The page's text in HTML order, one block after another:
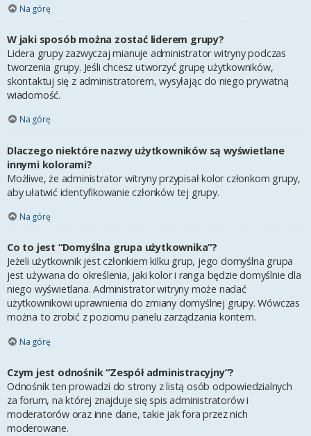
Na górę
W jaki sposób można zostać liderem grupy?
Lidera grupy zazwyczaj mianuje administrator witryny podczas
tworzenia grupy. Jeśli chcesz utworzyć grupę użytkowników,
skontaktuj się z administratorem, wysyłając do niego prywatną
wiadomość.
Na górę
Dlaczego niektóre nazwy użytkowników są wyświetlane
innymi kolorami?
Możliwe, że administrator witryny przypisał kolor członkom grupy,
aby ułatwić identyfikowanie członków tej grupy.
Na górę
Co to jest “Domyślna grupa użytkownika”?
Jeżeli użytkownik jest członkiem kilku grup, jego domyślna grupa
jest używana do określenia, jaki kolor i ranga będzie domyślnie dla
niego wyświetlana. Administrator witryny może nadać
użytkownikowi uprawnienia do zmiany domyślnej grupy. Wówczas
można to zrobić z poziomu panelu zarządzania kontem.
Na górę
Czym jest odnośnik “Zespół administracyjny”?
Odnośnik ten prowadzi do strony z listą osób odpowiedzialnych
za forum, na której znajduje się spis administratorów i
moderatorów oraz inne dane, takie jak fora przez nich
moderowane.